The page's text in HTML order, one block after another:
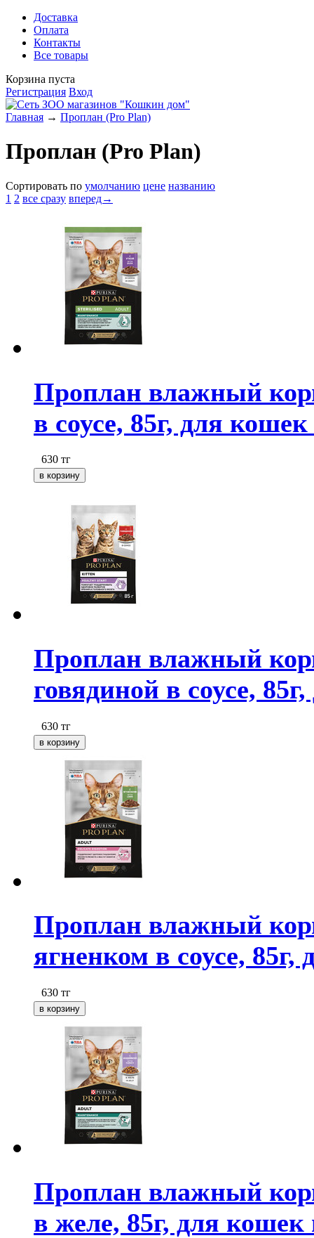
Доставка
Оплата
Контакты
Все товары
Корзина пуста
Регистрация Вход
Главная → Проплан (Pro Plan)
Проплан (Pro Plan)
Сортировать по умолчанию цене названию
1 2 все сразу вперед→
Проплан влажный
в соусе, 85г, для
630 тг
Проплан влажный
говядиной в соусе,
630 тг
Проплан влажный
ягненком в соусе,
630 тг
Проплан влажный
в желе, 85г, для кошек